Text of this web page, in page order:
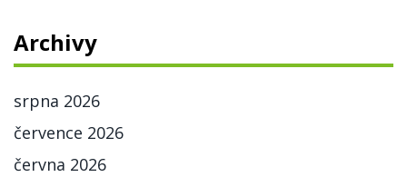
Archivy
srpna 2026
července 2026
června 2026